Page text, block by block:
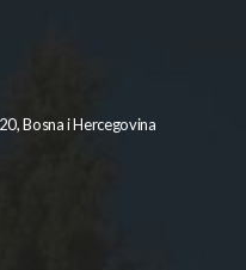
Bosna i Hercegovina